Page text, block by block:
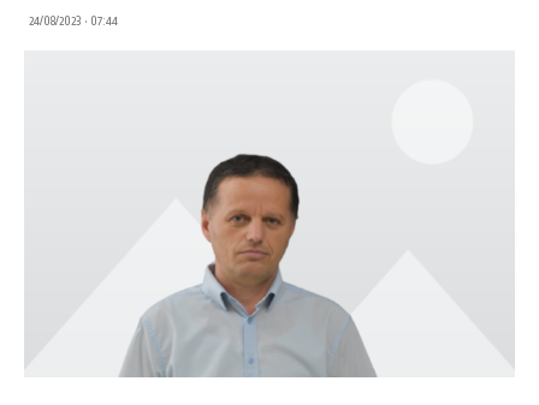
24/08/2023 • 07:44